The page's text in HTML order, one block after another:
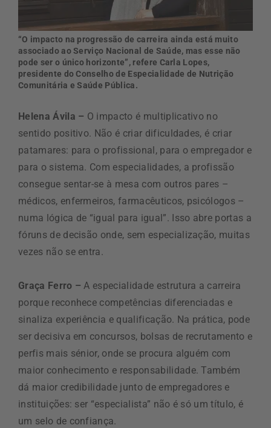
“O impacto na progressão de carreira ainda está muito
associado ao Serviço Nacional de Saúde, mas esse não
pode ser o único horizonte”, refere Carla Lopes,
presidente do Conselho de Especialidade de Nutrição
Comunitária e Saúde Pública.
Helena Ávila – O impacto é multiplicativo no
sentido positivo. Não é criar dificuldades, é criar
patamares: para o profissional, para o empregador e
para o sistema. Com especialidades, a profissão
consegue sentar-se à mesa com outros pares –
médicos, enfermeiros, farmacêuticos, psicólogos –
numa lógica de “igual para igual”. Isso abre portas a
fóruns de decisão onde, sem especialização, muitas
vezes não se entra.
Graça Ferro – A especialidade estrutura a carreira
porque reconhece competências diferenciadas e
sinaliza experiência e qualificação. Na prática, pode
ser decisiva em concursos, bolsas de recrutamento e
perfis mais sénior, onde se procura alguém com
maior conhecimento e responsabilidade. Também
dá maior credibilidade junto de empregadores e
instituições: ser “especialista” não é só um título, é
um selo de confiança.